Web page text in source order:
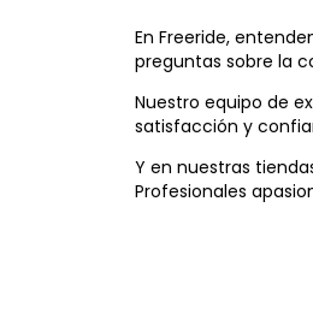
En Freeride,
preguntas sobre la
Nuestro equipo de
satisfacción y
Y en nuestras
Profesionales